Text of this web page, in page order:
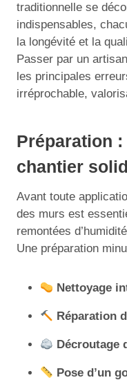
traditionnelle se
indispensables,
la longévité et la
Passer par un
les principales
irréprochable,
Préparation :
chantier
Avant toute
des murs est
remontées
Une préparation
Nettoyage
Réparation
Décroutage
Pose d’un